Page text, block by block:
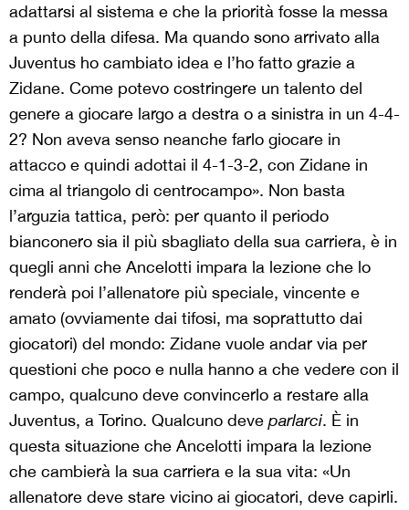
adattarsi al sistema e che la priorità fosse la messa
a punto della difesa. Ma quando sono arrivato alla
Juventus ho cambiato idea e l’ho fatto grazie a
Zidane. Come potevo costringere un talento del
genere a giocare largo a destra o a sinistra in un 4-4-
2? Non aveva senso neanche farlo giocare in
attacco e quindi adottai il 4-1-3-2, con Zidane in
cima al triangolo di centrocampo». Non basta
l’arguzia tattica, però: per quanto il periodo
bianconero sia il più sbagliato della sua carriera, è in
quegli anni che Ancelotti impara la lezione che lo
renderà poi l’allenatore più speciale, vincente e
amato (ovviamente dai tifosi, ma soprattutto dai
giocatori) del mondo: Zidane vuole andar via per
questioni che poco e nulla hanno a che vedere con il
campo, qualcuno deve convincerlo a restare alla
Juventus, a Torino. Qualcuno deve parlarci. È in
questa situazione che Ancelotti impara la lezione
che cambierà la sua carriera e la sua vita: «Un
allenatore deve stare vicino ai giocatori, deve capirli.